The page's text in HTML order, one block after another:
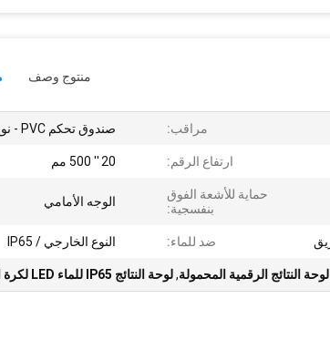
منتوج وصف
مراقب: صندوق تحكم PVC - نوع لاسلكي
ارتفاع الرقم: 20 '' 500 مم
حماية للأشعة الفوق
بنفسجية:
الوجه الأمامي
ضد للماء: النوع الخارجي / IP65
لوحة النتائج الرقمية المحمولة,لوحة النتائج IP65 للماء LED لكرة القدم